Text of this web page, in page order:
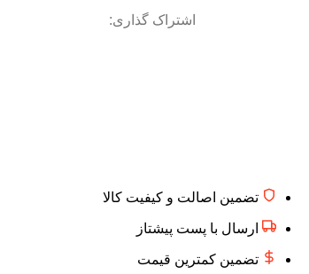
اشتراک گذاری:
تضمین اصالت و کیفیت کالا
ارسال با پست پیشتاز
تضمین کمترین قیمت